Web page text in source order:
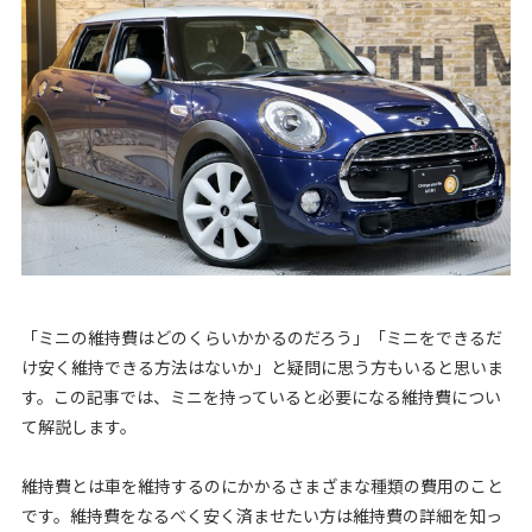
「ミニの維持費はどのくらいかかるのだろう」「ミニをできるだ
け安く維持できる方法はないか」と疑問に思う方もいると思いま
す。この記事では、ミニを持っていると必要になる維持費につい
て解説します。
維持費とは車を維持するのにかかるさまざまな種類の費用のこと
です。維持費をなるべく安く済ませたい方は維持費の詳細を知っ